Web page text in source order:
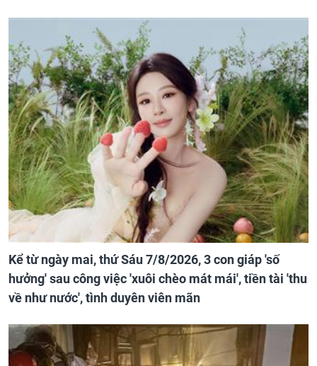
Kể từ ngày mai, thứ Sáu 7/8/2026, 3 con giáp 'số
hưởng' sau công việc 'xuôi chèo mát mái', tiền tài 'thu
về như nước', tình duyên viên mãn